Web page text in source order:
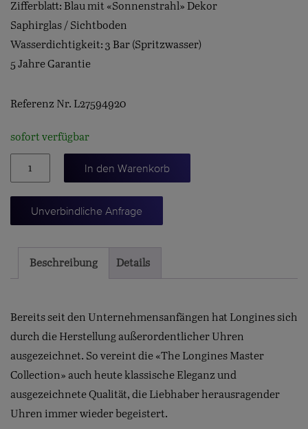
Zifferblatt: Blau mit «Sonnenstrahl» Dekor
Saphirglas / Sichtboden
Wasserdichtigkeit: 3 Bar (Spritzwasser)
5 Jahre Garantie
Referenz Nr. L27594920
sofort verfügbar
MASTER
COLLECTION
In den Warenkorb
Unverbindliche Anfrage
Beschreibung Details
Bereits seit den Unternehmensanfängen hat Longines sich
durch die Herstellung außerordentlicher Uhren
ausgezeichnet. So vereint die «The Longines Master
Collection» auch heute klassische Eleganz und
ausgezeichnete Qualität, die Liebhaber herausragender
Uhren immer wieder begeistert.